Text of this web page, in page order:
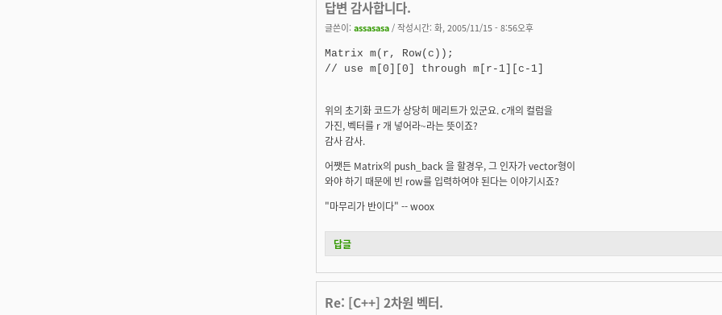
답변 감사합니다.
글쓴이: assasasa / 작성시간: 화, 2005/11/15 - 8:56오후
Matrix m(r, Row(c));
위의 초기화 코드가 상당히 메리트가 있군요. c개의 컬럼을
가진, 벡터를 r 개 넣어라~라는 뜻이죠?
감사 감사.
어쨋든 Matrix의 push_back 을 할경우, 그 인자가 vector형이
와야 하기 때문에 빈 row를 입력하여야 된다는 이야기시죠?
"마무리가 반이다" -- woox
답글
Re: [C++] 2차원 벡터.